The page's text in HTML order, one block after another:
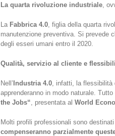
La quarta rivoluzione industriale ,
La Fabbrica 4.0 , figlia della quarta
manutenzione preventiva. Si prevede
degli esseri umani entro il 2020.
Qualità, servizio al cliente e
Nell’Industria 4.0 , infatti, la
apprenderanno in modo naturale.
the Jobs“ , presentata al World
Molti profili professionali sono
compenseranno parzialmente